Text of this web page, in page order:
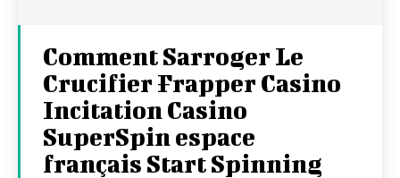
Comment Sarroger Le
Crucifier Frapper Casino
Incitation Casino
SuperSpin espace
français Start Spinning